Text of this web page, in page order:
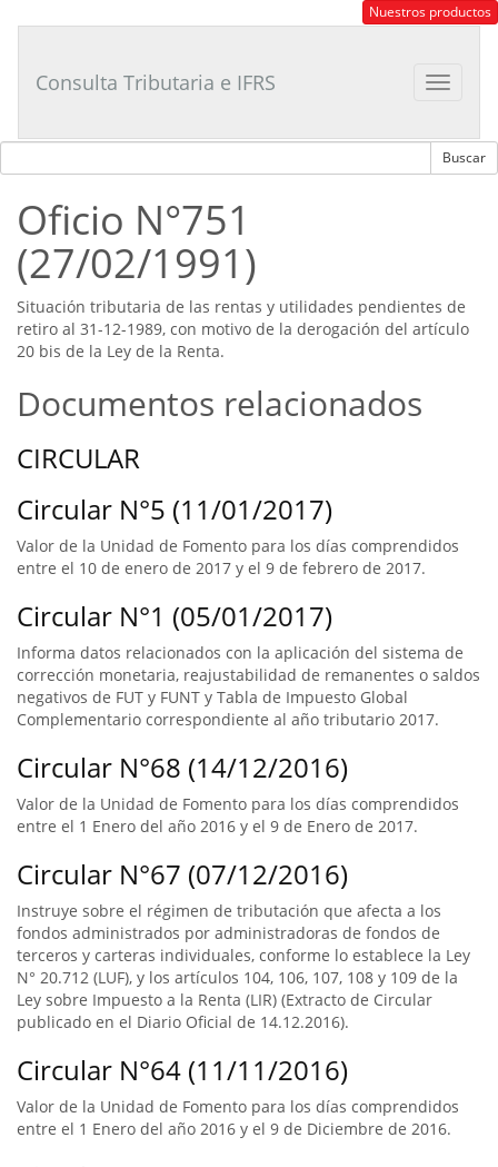
Tributario
Nuestros productos
Toggle
Consulta Tributaria e IFRS
Oficio N°751
(27/02/1991)
Situación tributaria de las rentas y utilidades pendientes de
retiro al 31-12-1989, con motivo de la derogación del artículo
20 bis de la Ley de la Renta.
Documentos relacionados
CIRCULAR
Circular N°5 (11/01/2017)
Valor de la Unidad de Fomento para los días comprendidos
entre el 10 de enero de 2017 y el 9 de febrero de 2017.
Circular N°1 (05/01/2017)
Informa datos relacionados con la aplicación del sistema de
corrección monetaria, reajustabilidad de remanentes o saldos
negativos de FUT y FUNT y Tabla de Impuesto Global
Complementario correspondiente al año tributario 2017.
Circular N°68 (14/12/2016)
Valor de la Unidad de Fomento para los días comprendidos
entre el 1 Enero del año 2016 y el 9 de Enero de 2017.
Circular N°67 (07/12/2016)
Instruye sobre el régimen de tributación que afecta a los
fondos administrados por administradoras de fondos de
terceros y carteras individuales, conforme lo establece la Ley
N° 20.712 (LUF), y los artículos 104, 106, 107, 108 y 109 de la
Ley sobre Impuesto a la Renta (LIR) (Extracto de Circular
publicado en el Diario Oficial de 14.12.2016).
Circular N°64 (11/11/2016)
Valor de la Unidad de Fomento para los días comprendidos
entre el 1 Enero del año 2016 y el 9 de Diciembre de 2016.